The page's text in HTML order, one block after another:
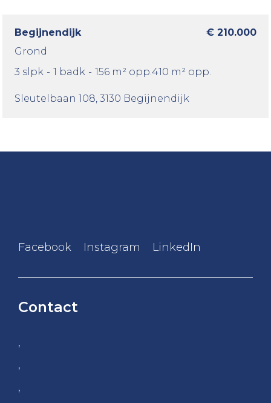
Begijnendijk
€ 210.000
Grond
3 slpk - 1 badk - 156 m² opp. 410 m² opp.
Sleutelbaan 108 , 3130 Begijnendijk
Facebook Instagram LinkedIn
Contact
,
,
,